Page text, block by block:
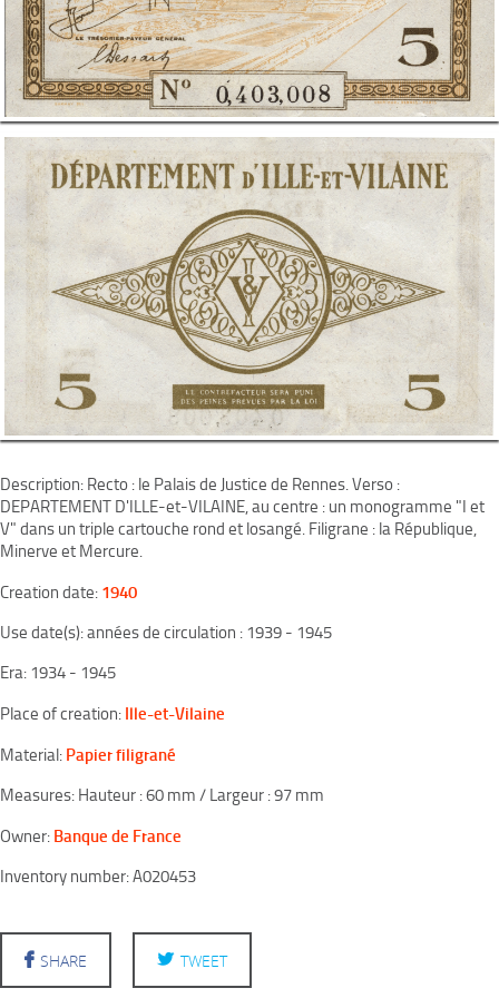
Description: Recto : le Palais de Justice de Rennes. Verso :
DEPARTEMENT D'ILLE-et-VILAINE, au centre : un monogramme "I et
V" dans un triple cartouche rond et losangé. Filigrane : la République,
Minerve et Mercure.
Creation date:1940
Use date(s): années de circulation : 1939 - 1945
Era: 1934 - 1945
Place of creation:Ille-et-Vilaine
Material:Papier filigrané
Measures: Hauteur : 60 mm / Largeur : 97 mm
Owner:Banque de France
Inventory number: A020453
SHARE TWEET